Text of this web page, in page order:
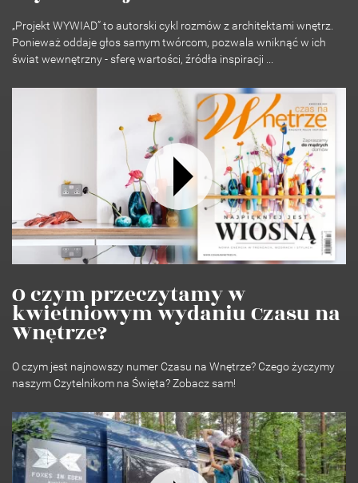
„Projekt WYWIAD” to autorski cykl rozmów z architektami wnętrz.
Ponieważ oddaje głos samym twórcom, pozwala wniknąć w ich
świat wewnętrzny - sferę wartości, źródła inspiracji ...
O czym przeczytamy w
kwietniowym wydaniu Czasu na
Wnętrze?
O czym jest najnowszy numer Czasu na Wnętrze? Czego życzymy
naszym Czytelnikom na Święta? Zobacz sam!